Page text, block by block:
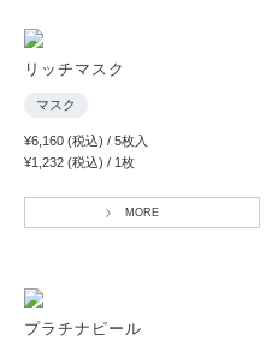
リッチマスク
マスク
¥6,160 (税込) / 5枚入
¥1,232 (税込) / 1枚
MORE
プラチナピール